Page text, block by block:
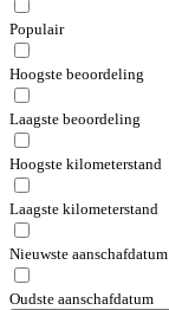
Populair
Hoogste beoordeling
Laagste beoordeling
Hoogste kilometerstand
Laagste kilometerstand
Nieuwste aanschafdatum
Oudste aanschafdatum